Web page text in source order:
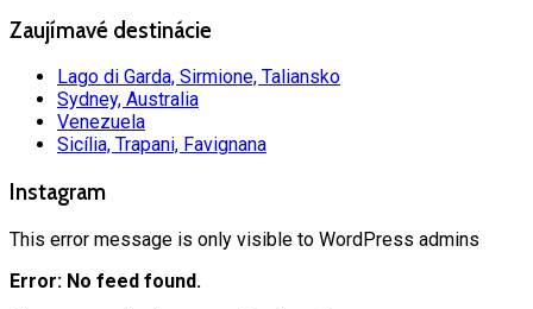
Zaujímavé destinácie
Lago di Garda, Sirmione, Taliansko
Sydney, Australia
Venezuela
Sicília, Trapani, Favignana
Instagram
This error message is only visible to WordPress admins
Error: No feed found.